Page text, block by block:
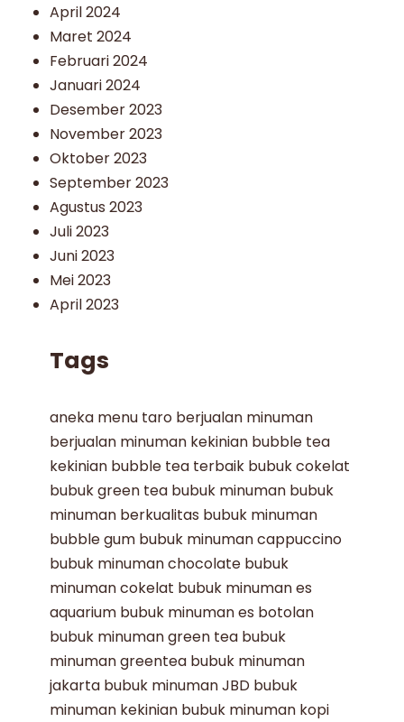
April 2024
Maret 2024
Februari 2024
Januari 2024
Desember 2023
November 2023
Oktober 2023
September 2023
Agustus 2023
Juli 2023
Juni 2023
Mei 2023
April 2023
Tags
aneka menu taro berjualan minuman
berjualan minuman kekinian bubble tea
kekinian bubble tea terbaik bubuk cokelat
bubuk green tea bubuk minuman bubuk
minuman berkualitas bubuk minuman
bubble gum bubuk minuman cappuccino
bubuk minuman chocolate bubuk
minuman cokelat bubuk minuman es
aquarium bubuk minuman es botolan
bubuk minuman green tea bubuk
minuman greentea bubuk minuman
jakarta bubuk minuman JBD bubuk
minuman kekinian bubuk minuman kopi